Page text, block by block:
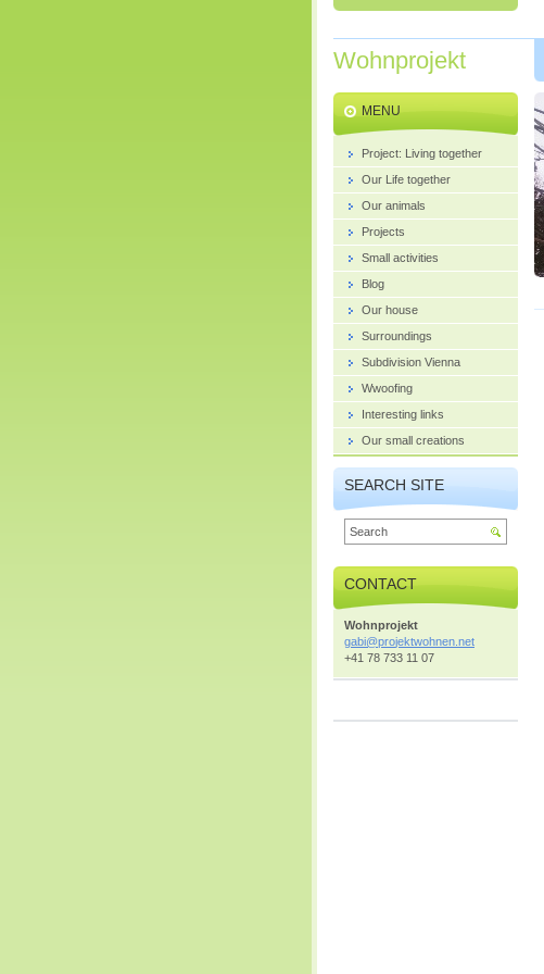
Wohnprojekt
MENU
Project: Living together
Our Life together
Our animals
Projects
Small activities
Blog
Our house
Surroundings
Subdivision Vienna
Wwoofing
Interesting links
Our small creations
SEARCH SITE
CONTACT
Wohnprojekt
gabi@projektwohnen.net
+41 78 733 11 07